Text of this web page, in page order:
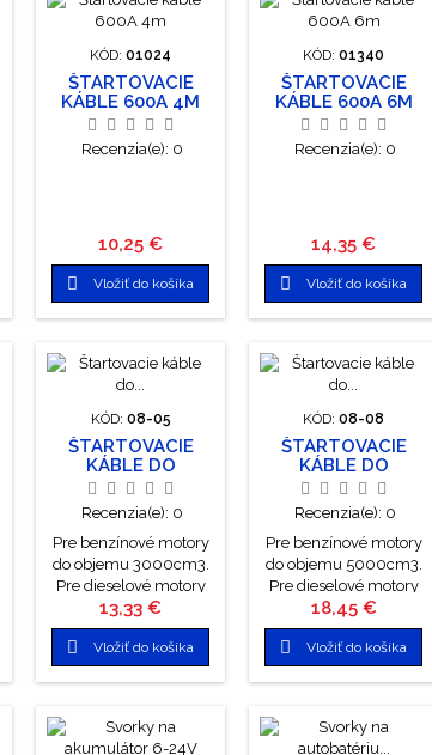
KÓD: 01024
ŠTARTOVACIE
KÁBLE 600A 4M
Recenzia(e): 0
Cena
10,25 €
 Vložiť do košíka
KÓD: 01340
ŠTARTOVACIE
KÁBLE 600A 6M
Recenzia(e): 0
Cena
14,35 €
 Vložiť do košíka
KÓD: 08-05
ŠTARTOVACIE
KÁBLE DO
3000CM3, 2X3M
Recenzia(e): 0
Pre benzínové motory
do objemu 3000cm3.
Pre dieselové motory
do objemu 2200cm3.
6V, 12V, 24V. Po
úspešnom naštartovaní
odpojte najprv čierne
Cena
13,33 €
 Vložiť do košíka
KÓD: 08-08
ŠTARTOVACIE
KÁBLE DO
5000CM3, 2X 3M
Recenzia(e): 0
Pre benzínové motory
do objemu 5000cm3.
Pre dieselové motory
do objemu 3000cm3.
6V, 12V, 24V. Po
úspešnom naštartovaní
odpojte najprv čierne
Cena
18,45 €
 Vložiť do košíka